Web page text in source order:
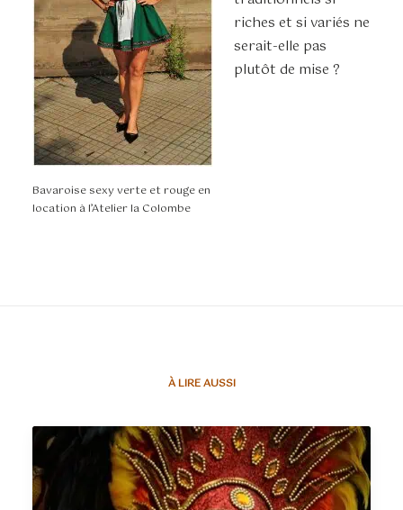
Bavaroise sexy verte et rouge en
location à l’Atelier la Colombe
riches et si variés ne
serait-elle pas
plutôt de mise ?
À LIRE AUSSI